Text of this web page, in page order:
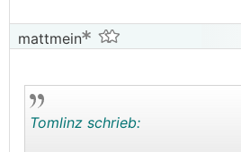
mattmein
Tomlinz schrieb: